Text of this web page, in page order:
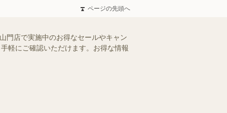
ページの先頭へ
門店で実施中のお得なセールやキャン
軽にご確認いただけます。お得な情報